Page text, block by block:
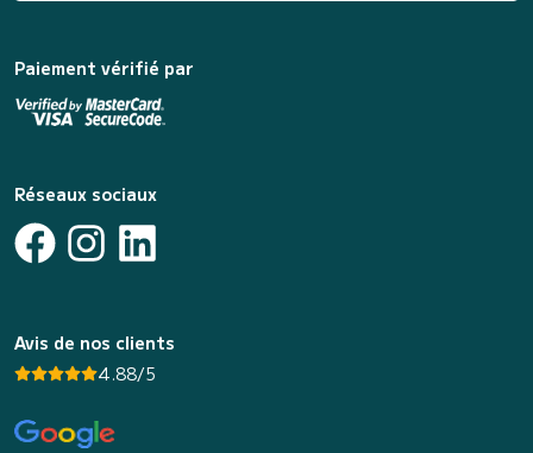
Paiement vérifié par
Réseaux sociaux
Avis de nos clients
4.88/5